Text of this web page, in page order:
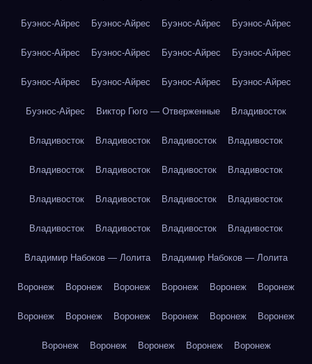
Буэнос-Айрес Буэнос-Айрес Буэнос-Айрес Буэнос-Айрес
Буэнос-Айрес Буэнос-Айрес Буэнос-Айрес Буэнос-Айрес
Буэнос-Айрес Буэнос-Айрес Буэнос-Айрес Буэнос-Айрес
Буэнос-Айрес Виктор Гюго — Отверженные Владивосток
Владивосток Владивосток Владивосток Владивосток
Владивосток Владивосток Владивосток Владивосток
Владивосток Владивосток Владивосток Владивосток
Владивосток Владивосток Владивосток Владивосток
Владимир Набоков — Лолита Владимир Набоков — Лолита
Воронеж Воронеж Воронеж Воронеж Воронеж Воронеж
Воронеж Воронеж Воронеж Воронеж Воронеж Воронеж
Воронеж Воронеж Воронеж Воронеж Воронеж